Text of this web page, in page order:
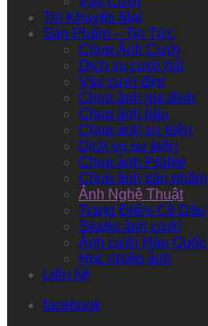
Tin Khuyến Mại
Sản Phẩm – Tin Tức
Chụp Ảnh Cưới
Dịch vụ cưới hỏi
Váy cưới đẹp
Chụp ảnh gia đình
Chụp ảnh bầu
Chụp ảnh sự kiện
Dịch vụ sự kiện
Chụp ảnh Profile
Chụp ảnh sản phẩm
Ảnh Nghệ Thuật
Trang Điểm Cô Dâu
Studio ảnh cưới
Ảnh cưới Hàn Quốc
Học nhiếp ảnh
Liên hệ
facebook